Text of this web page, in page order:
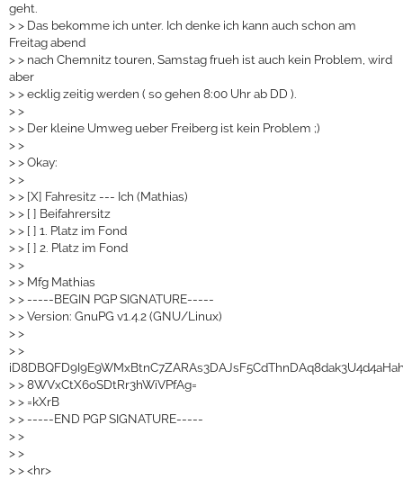
geht.
>> Das bekomme ich unter. Ich denke ich kann auch schon am
Freitag abend
>> nach Chemnitz touren, Samstag frueh ist auch kein Problem, wird
aber
>> ecklig zeitig werden ( so gehen 8:00 Uhr ab DD ).
>>
>> Der kleine Umweg ueber Freiberg ist kein Problem ;)
>>
>> Okay:
>>
>> [X] Fahresitz --- Ich (Mathias)
>> [ ] Beifahrersitz
>> [ ] 1. Platz im Fond
>> [ ] 2. Platz im Fond
>>
>> Mfg Mathias
>> -----BEGIN PGP SIGNATURE-----
>> Version: GnuPG v1.4.2 (GNU/Linux)
>>
>>
>> 8WVxCtX6oSDtRr3hWiVPfAg=
>> =kXrB
>> -----END PGP SIGNATURE-----
>>
>>
>> <hr>